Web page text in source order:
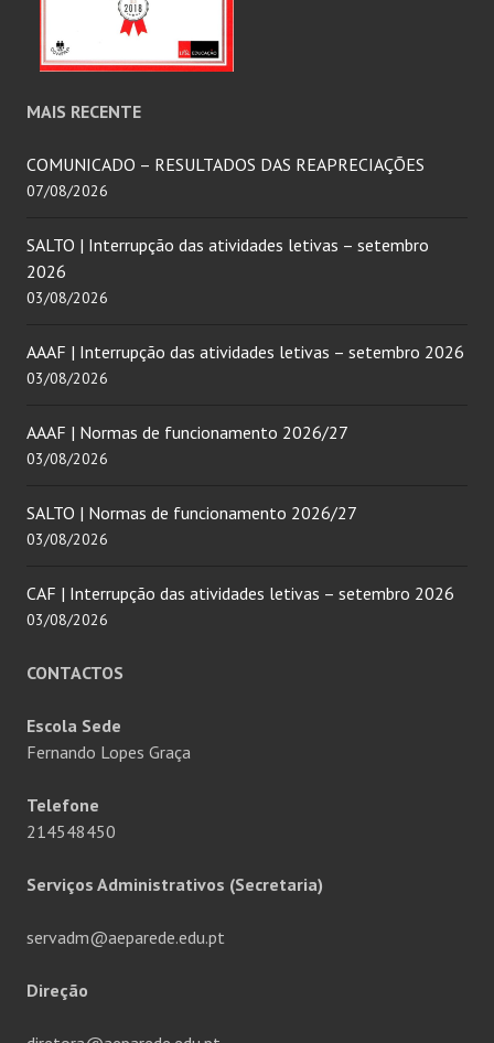
MAIS RECENTE
COMUNICADO – RESULTADOS DAS REAPRECIAÇÕES
07/08/2026
SALTO | Interrupção das atividades letivas – setembro
2026
03/08/2026
AAAF | Interrupção das atividades letivas – setembro 2026
03/08/2026
AAAF | Normas de funcionamento 2026/27
03/08/2026
SALTO | Normas de funcionamento 2026/27
03/08/2026
CAF | Interrupção das atividades letivas – setembro 2026
03/08/2026
CONTACTOS
Escola Sede
Fernando Lopes Graça
Telefone
214548450
Serviços Administrativos (Secretaria)
servadm@aeparede.edu.pt
Direção